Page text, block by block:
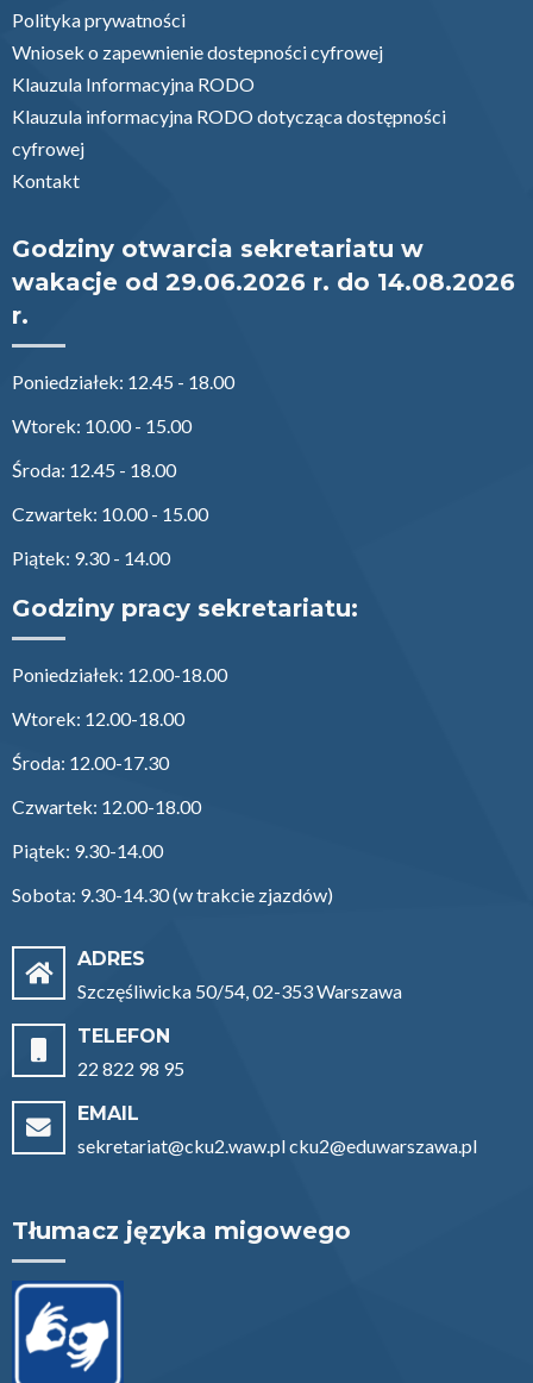
Polityka prywatności
Wniosek o zapewnienie dostepności cyfrowej
Klauzula Informacyjna RODO
Klauzula informacyjna RODO dotycząca dostępności
cyfrowej
Kontakt
Godziny otwarcia sekretariatu w
wakacje od 29.06.2026 r. do 14.08.2026
r.
Poniedziałek: 12.45 - 18.00
Wtorek: 10.00 - 15.00
Środa: 12.45 - 18.00
Czwartek: 10.00 - 15.00
Piątek: 9.30 - 14.00
Godziny pracy sekretariatu:
Poniedziałek: 12.00-18.00
Wtorek: 12.00-18.00
Środa: 12.00-17.30
Czwartek: 12.00-18.00
Piątek: 9.30-14.00
Sobota: 9.30-14.30 (w trakcie zjazdów)
ADRES
Szczęśliwicka 50/54, 02-353 Warszawa
TELEFON
22 822 98 95
EMAIL
sekretariat@cku2.waw.pl cku2@eduwarszawa.pl
Tłumacz języka migowego